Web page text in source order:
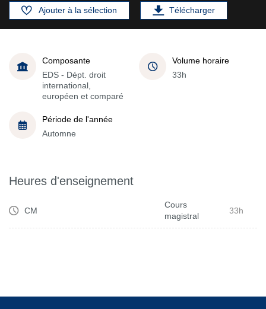
Ajouter à la sélection Télécharger
Composante
EDS - Dépt. droit
international,
européen et comparé
Volume horaire
33h
Période de l'année
Automne
Heures d'enseignement
CM
Cours
magistral
33h